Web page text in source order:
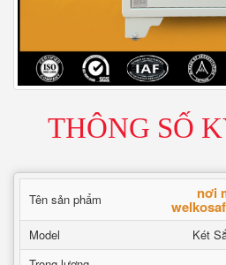
THÔNG SỐ
Tên sản phẩm nơi
Model
Két